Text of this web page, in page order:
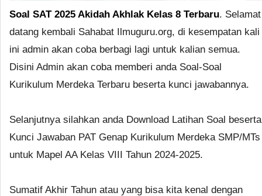
Soal SAT 2025 Akidah Akhlak Kelas 8 Terbaru. Selamat
datang kembali Sahabat Ilmuguru.org, di kesempatan kali
ini admin akan coba berbagi lagi untuk kalian semua.
Disini Admin akan coba memberi anda Soal-Soal
Kurikulum Merdeka Terbaru beserta kunci jawabannya.
Selanjutnya silahkan anda Download Latihan Soal beserta
Kunci Jawaban PAT Genap Kurikulum Merdeka SMP/MTs
untuk Mapel AA Kelas VIII Tahun 2024-2025.
Sumatif Akhir Tahun atau yang bisa kita kenal dengan